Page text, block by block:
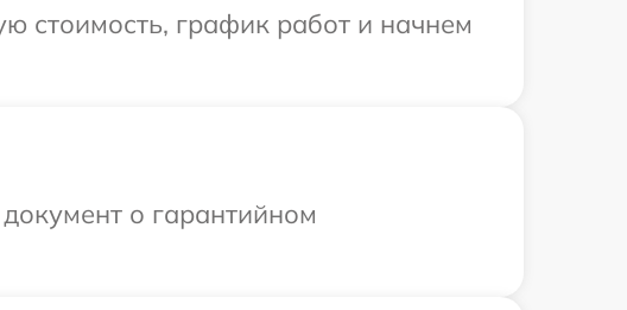
стоимость, график работ и начнем
о гарантийном